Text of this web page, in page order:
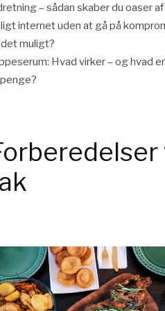
– sådan skaber du oaser af
internet uden at gå på
muligt?
Hvad virker – og hvad